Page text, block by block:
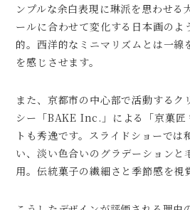
ンプルな余白表現に琳派を思わせる
ールに合わせて変化する日本画のよ
的。西洋的なミニマリズムとは一線
を感じさせます。
また、京都市の中心部で活動するク
シー「BAKE Inc.」による「京菓匠
トも秀逸です。スライドショーでは
い、淡い色合いのグラデーションと
用。伝統菓子の繊細さと季節感を視